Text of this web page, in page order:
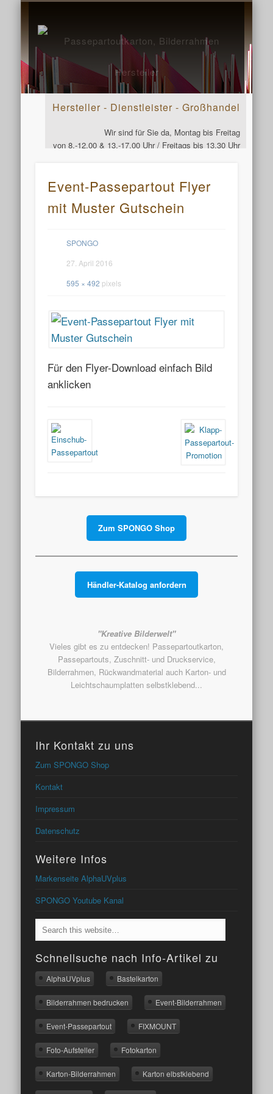
Hersteller - Dienstleister - Großhandel
Wir sind für Sie da, Montag bis Freitag
von 8.-12.00 & 13.-17.00 Uhr / Freitags bis 13.30 Uhr
Event-Passepartout Flyer
mit Muster Gutschein
SPONGO
27. April 2016
595 × 492 pixels
Für den Flyer-Download einfach Bild
anklicken
Zum SPONGO Shop
Händler-Katalog anfordern
"Kreative Bilderwelt"
Vieles gibt es zu entdecken! Passepartoutkarton,
Passepartouts, Zuschnitt- und Druckservice,
Bilderrahmen, Rückwandmaterial auch Karton- und
Leichtschaumplatten selbstklebend...
Ihr Kontakt zu uns
Zum SPONGO Shop
Kontakt
Impressum
Datenschutz
Weitere Infos
Markenseite AlphaUVplus
SPONGO Youtube Kanal
Schnellsuche nach Info-Artikel zu
AlphaUVplus Bastelkarton
Bilderrahmen bedrucken Event-Bilderrahmen
Event-Passepartout FIXMOUNT
Foto-Aufsteller Fotokarton
Karton-Bilderrahmen Karton elbstklebend